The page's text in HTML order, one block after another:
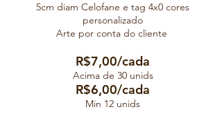
5cm diam Celofane e tag 4x0 cores
personalizado
Arte por conta do cliente
R$7,00/cada
Acima de 30 unids
R$6,00/cada
Min 12 unids